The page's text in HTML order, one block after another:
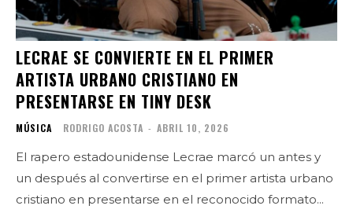
LECRAE SE CONVIERTE EN EL PRIMER
ARTISTA URBANO CRISTIANO EN
PRESENTARSE EN TINY DESK
MÚSICA RODRIGO ACOSTA - ABRIL 10, 2026
El rapero estadounidense Lecrae marcó un antes y
un después al convertirse en el primer artista urbano
cristiano en presentarse en el reconocido formato...